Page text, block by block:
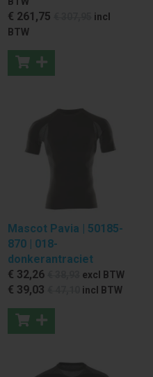
€ 261 ,75
incl
BTW
Mascot Pavia | 50185-
870 | 018-
donkerantraciet
€ 32,26 excl BTW
€ 39,03 incl BTW